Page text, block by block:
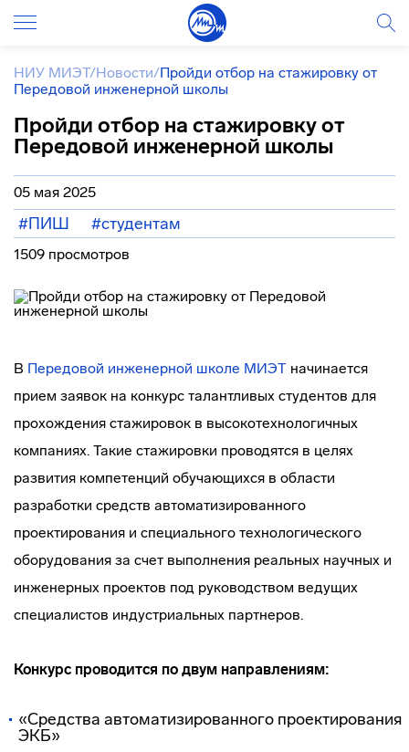
НИУ МИЭТ/Новости/Пройди отбор на стажировку от
Передовой инженерной школы
Пройди отбор на стажировку от
Передовой инженерной школы
05 мая 2025
#ПИШ #студентам
1509 просмотров
В Передовой инженерной школе МИЭТ начинается
прием заявок на конкурс талантливых студентов для
прохождения стажировок в высокотехнологичных
компаниях. Такие стажировки проводятся в целях
развития компетенций обучающихся в области
разработки средств автоматизированного
проектирования и специального технологического
оборудования за счет выполнения реальных научных и
инженерных проектов под руководством ведущих
специалистов индустриальных партнеров.
Конкурс проводится по двум направлениям:
«Средства автоматизированного проектирования
ЭКБ»